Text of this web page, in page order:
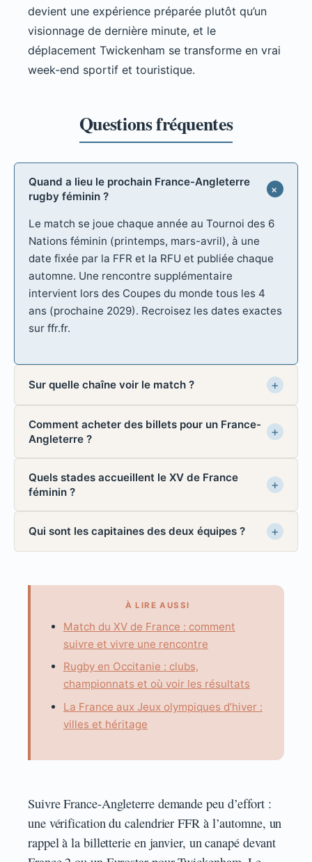
devient une expérience préparée plutôt qu’un
visionnage de dernière minute, et le
déplacement Twickenham se transforme en vrai
week-end sportif et touristique.
Quand a lieu le prochain France-Angleterre
rugby féminin ?
Le match se joue chaque année au Tournoi des 6
Nations féminin (printemps, mars-avril), à une
date fixée par la FFR et la RFU et publiée chaque
automne. Une rencontre supplémentaire
intervient lors des Coupes du monde tous les 4
ans (prochaine 2029). Recroisez les dates exactes
sur ffr.fr.
Sur quelle chaîne voir le match ?
Comment acheter des billets pour un France-
Angleterre ?
Quels stades accueillent le XV de France
féminin ?
Qui sont les capitaines des deux équipes ?
À LIRE AUSSI
Match du XV de France : comment
suivre et vivre une rencontre
Rugby en Occitanie : clubs,
championnats et où voir les résultats
La France aux Jeux olympiques d’hiver :
villes et héritage
Suivre France-Angleterre demande peu d’effort :
une vérification du calendrier FFR à l’automne, un
rappel à la billetterie en janvier, un canapé devant